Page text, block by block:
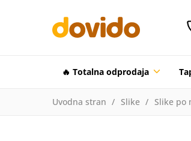
🔥 Totalna odprodaja
Uvodna stran Slike Slike po